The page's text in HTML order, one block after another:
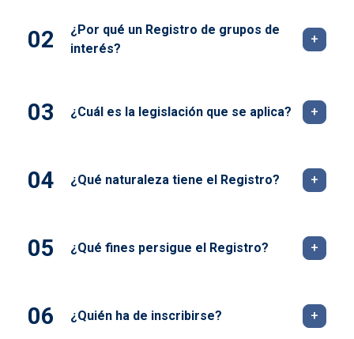
¿Por qué un Registro de grupos de
interés?
¿Cuál es la legislación que se aplica?
¿Qué naturaleza tiene el Registro?
¿Qué fines persigue el Registro?
¿Quién ha de inscribirse?